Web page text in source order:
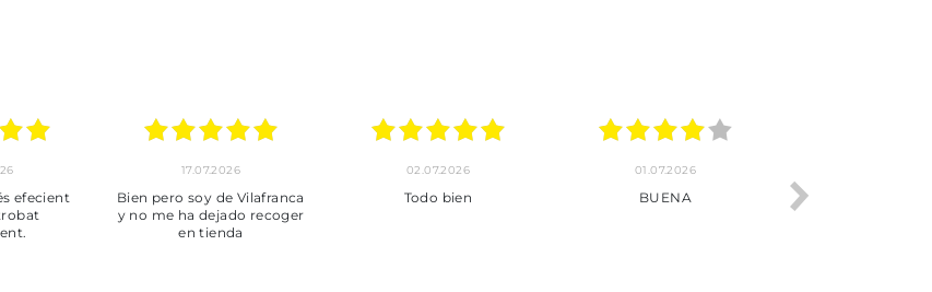
Tot perfecte
Pedido hecho, pedido
Servicio muy completo
desde la compra hasta la